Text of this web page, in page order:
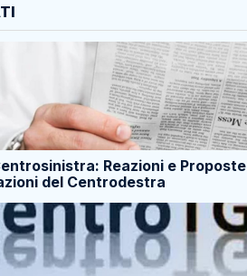
Reazioni e Proposte
del Centrodestra